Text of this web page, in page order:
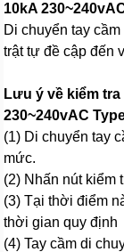
10kA
Di chuyển tay
trật tự đề cập đến
Lưu ý về kiểm
230~240vAC
(1) Di chuyển tay
mức.
(2) Nhấn nút kiểm
(3) Tại thời điểm
thời gian quy định
(4) Tay cầm di